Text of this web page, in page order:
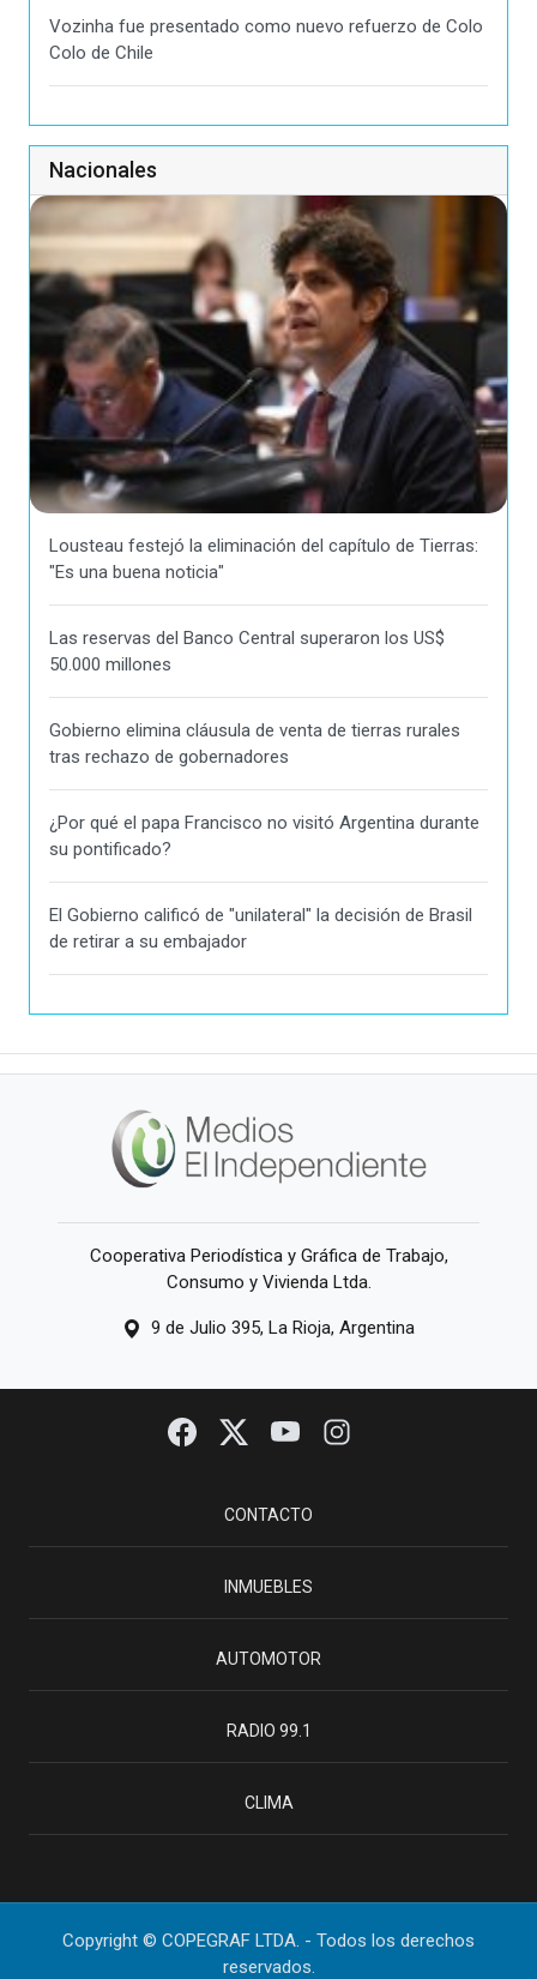
Vozinha fue presentado como nuevo refuerzo de Colo
Colo de Chile
Nacionales
Lousteau festejó la eliminación del capítulo de Tierras:
"Es una buena noticia"
Las reservas del Banco Central superaron los US$
50.000 millones
Gobierno elimina cláusula de venta de tierras rurales
tras rechazo de gobernadores
¿Por qué el papa Francisco no visitó Argentina durante
su pontificado?
El Gobierno calificó de "unilateral" la decisión de Brasil
de retirar a su embajador
Cooperativa Periodística y Gráfica de Trabajo,
Consumo y Vivienda Ltda.
9 de Julio 395, La Rioja, Argentina
CONTACTO
INMUEBLES
AUTOMOTOR
RADIO 99.1
CLIMA
Copyright © COPEGRAF LTDA. - Todos los derechos
reservados.